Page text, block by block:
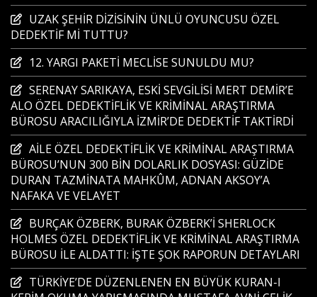
UZAK ŞEHİR DİZİSİNİN ÜNLÜ OYUNCUSU ÖZEL
DEDEKTİF Mİ TUTTU?
12. YARGI PAKETİ MECLİSE SUNULDU MU?
SERENAY SARIKAYA, ESKİ SEVGİLİSİ MERT DEMİR’E
ALO ÖZEL DEDEKTİFLİK VE KRİMİNAL ARAŞTIRMA
BÜROSU ARACILIĞIYLA İZMİR’DE DEDEKTİF TAKTİRDİ
AİLE ÖZEL DEDEKTİFLİK VE KRİMİNAL ARAŞTIRMA
BÜROSU’NUN 300 BİN DOLARLIK DOSYASI: GÜZİDE
DURAN TAZMİNATA MAHKÛM, ADNAN AKSOY’A
NAFAKA VE VELAYET
BURÇAK ÖZBERK, BURAK ÖZBERK’İ SHERLOCK
HOLMES ÖZEL DEDEKTİFLİK VE KRİMİNAL ARAŞTIRMA
BÜROSU İLE ALDATTI: İŞTE ŞOK RAPORUN DETAYLARI
TÜRKİYE’DE DÜZENLENEN EN BÜYÜK KURAN-I